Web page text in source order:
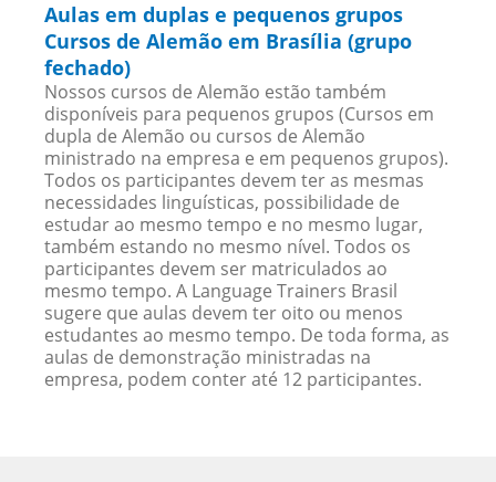
Aulas em duplas e pequenos grupos
Cursos de Alemão em Brasília (grupo
fechado)
Nossos cursos de Alemão estão também
disponíveis para pequenos grupos (Cursos em
dupla de Alemão ou cursos de Alemão
ministrado na empresa e em pequenos grupos).
Todos os participantes devem ter as mesmas
necessidades linguísticas, possibilidade de
estudar ao mesmo tempo e no mesmo lugar,
também estando no mesmo nível. Todos os
participantes devem ser matriculados ao
mesmo tempo. A Language Trainers Brasil
sugere que aulas devem ter oito ou menos
estudantes ao mesmo tempo. De toda forma, as
aulas de demonstração ministradas na
empresa, podem conter até 12 participantes.